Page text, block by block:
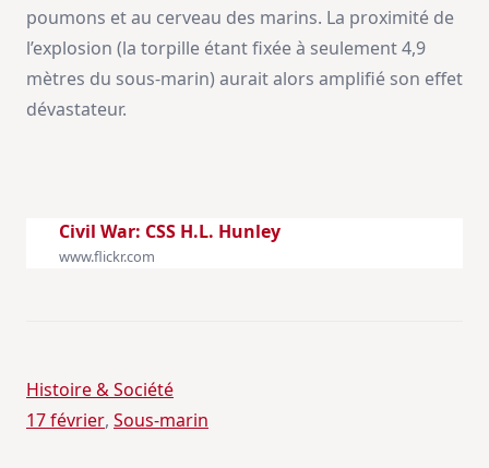
poumons et au cerveau des marins. La proximité de
l’explosion (la torpille étant fixée à seulement 4,9
mètres du sous-marin) aurait alors amplifié son effet
dévastateur.
Civil War: CSS H.L. Hunley
www.flickr.com
Histoire & Société
17 février, Sous-marin